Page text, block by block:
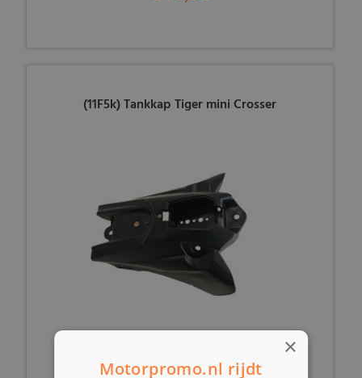
(11F5k) Tankkap Tiger mini Crosser
€ 19,99 ×
Motorpromo.nl rijdt